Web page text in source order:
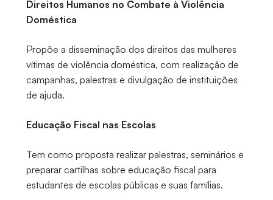
Direitos Humanos no Combate à Violência
Doméstica
Propõe a disseminação dos direitos das mulheres
vítimas de violência doméstica, com realização de
campanhas, palestras e divulgação de instituições
de ajuda.
Educação Fiscal nas Escolas
Tem como proposta realizar palestras, seminários e
preparar cartilhas sobre educação fiscal para
estudantes de escolas públicas e suas famílias.